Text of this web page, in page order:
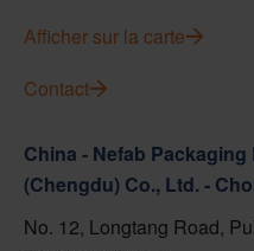
Afficher sur la carte
Contact
China - Nefab
(Chengdu) Co., Ltd. -
No. 12, Longtang Road,